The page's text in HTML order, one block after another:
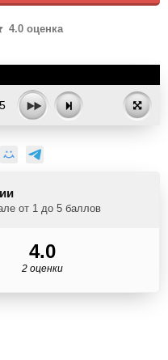
4.0 оценка
от 1 до 5 баллов
4.0
2 оценки